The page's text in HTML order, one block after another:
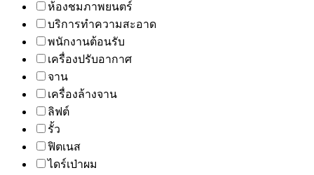
ห้องชมภาพยนตร์
บริการทำความสะอาด
พนักงานต้อนรับ
เครื่องปรับอากาศ
จาน
เครื่องล้างจาน
ลิฟต์
รั้ว
ฟิตเนส
ไดร์เป่าผม